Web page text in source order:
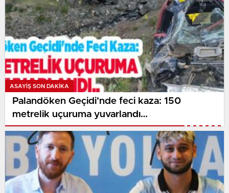
ASAYİŞ SON DAKİKA
Palandöken Geçidi’nde feci kaza: 150
metrelik uçuruma yuvarlandı…